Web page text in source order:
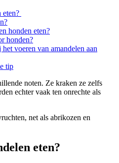
eten?
honden eten?
honden?
voeren van amandelen aan
tip
noten. Ze kraken ze zelfs
echter vaak ten onrechte als
net als abrikozen en
eten?